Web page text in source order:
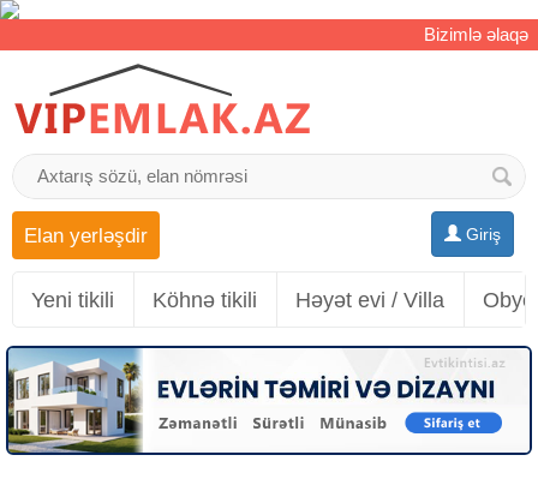
Bizimlə əlaqə
Giriş
Elan yerləşdir
Yeni tikili Köhnə tikili Həyət evi / Villa